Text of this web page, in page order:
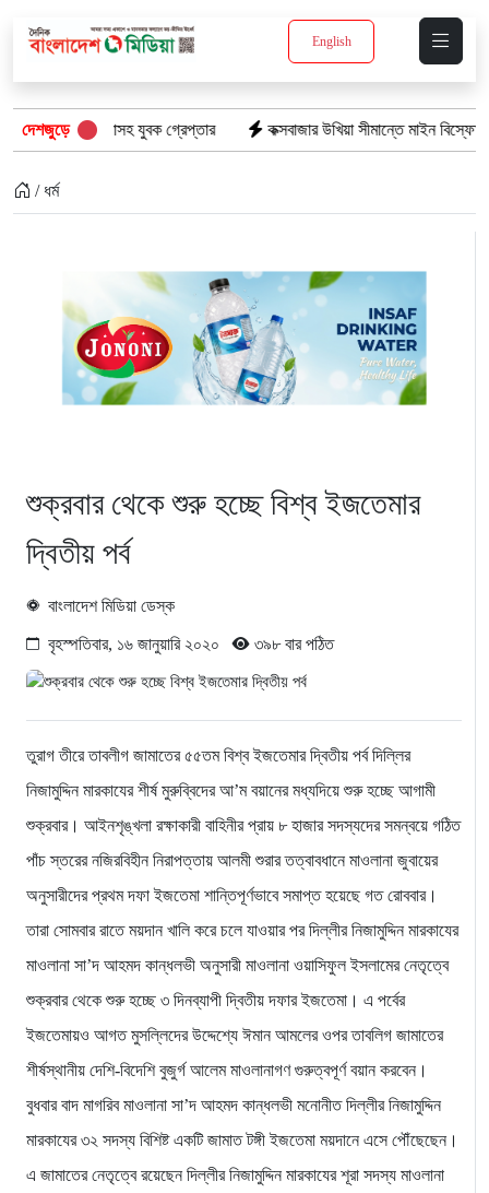
English
দেশজুড়েযুবক গ্রেপ্তার কক্সবাজার উখিয়া সীমান্তে মাইন বিস্ফোরণে যুবক
/ ধর্ম
শুক্রবার থেকে শুরু হচ্ছে বিশ্ব ইজতেমার
দ্বিতীয় পর্ব
বাংলাদেশ মিডিয়া ডেস্ক
বৃহস্পতিবার, ১৬ জানুয়ারি ২০২০ ৩৯৮ বার পঠিত
তুরাগ তীরে তাবলীগ জামাতের ৫৫তম বিশ্ব ইজতেমার দ্বিতীয় পর্ব দিল্লির
নিজামুদ্দিন মারকাযের শীর্ষ মুরুব্বিদের আ’ম বয়ানের মধ্যদিয়ে শুরু হচ্ছে আগামী
শুক্রবার। আইনশৃঙ্খলা রক্ষাকারী বাহিনীর প্রায় ৮ হাজার সদস্যদের সমন্বয়ে গঠিত
পাঁচ স্তরের নজিরবিহীন নিরাপত্তায় আলমী শুরার তত্বাবধানে মাওলানা জুবায়ের
অনুসারীদের প্রথম দফা ইজতেমা শান্তিপূর্ণভাবে সমাপ্ত হয়েছে গত রোববার।
তারা সোমবার রাতে ময়দান খালি করে চলে যাওয়ার পর দিল্লীর নিজামুদ্দিন মারকাযের
মাওলানা সা’দ আহমদ কান্ধলভী অনুসারী মাওলানা ওয়াসিফুল ইসলামের নেতৃত্বে
শুক্রবার থেকে শুরু হচ্ছে ৩ দিনব্যাপী দ্বিতীয় দফার ইজতেমা। এ পর্বের
ইজতেমায়ও আগত মুসল্লিদের উদ্দেশ্যে ঈমান আমলের ওপর তাবলিগ জামাতের
শীর্ষস্থানীয় দেশি-বিদেশি বুজুর্গ আলেম মাওলানাগণ গুরুত্বপূর্ণ বয়ান করবেন।
বুধবার বাদ মাগরিব মাওলানা সা’দ আহমদ কান্ধলভী মনোনীত দিল্লীর নিজামুদ্দিন
মারকাযের ৩২ সদস্য বিশিষ্ট একটি জামাত টঙ্গী ইজতেমা ময়দানে এসে পৌঁছেছেন।
এ জামাতের নেতৃত্বে রয়েছেন দিল্লীর নিজামুদ্দিন মারকাযের শূরা সদস্য মাওলানা